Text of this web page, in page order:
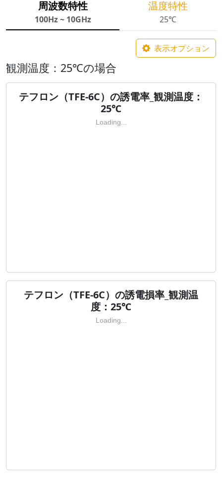
周波数特性
100Hz ~ 10GHz
温度特性
25℃
表示オプション
観測温度：25℃の場合
テフロン（TFE-6C）の誘電率_観測温度：
25℃
Loading...
テフロン（TFE-6C）の誘電損率_観測温
度：25℃
Loading...